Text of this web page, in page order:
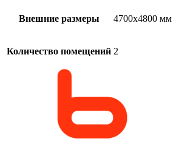
Внешние размеры 4700х4800 мм
Количество помещений 2